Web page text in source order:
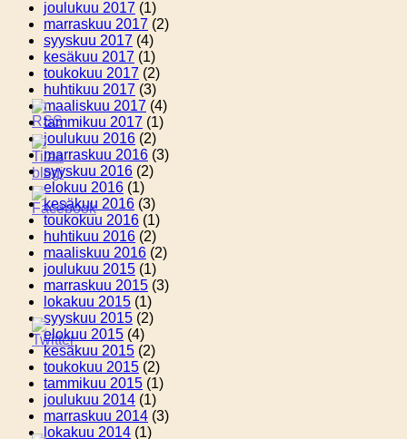
joulukuu 2017 (1)
marraskuu 2017 (2)
syyskuu 2017 (4)
kesäkuu 2017 (1)
toukokuu 2017 (2)
huhtikuu 2017 (3)
maaliskuu 2017 (4)
tammikuu 2017 (1)
joulukuu 2016 (2)
marraskuu 2016 (3)
syyskuu 2016 (2)
elokuu 2016 (1)
kesäkuu 2016 (3)
toukokuu 2016 (1)
huhtikuu 2016 (2)
maaliskuu 2016 (2)
joulukuu 2015 (1)
marraskuu 2015 (3)
lokakuu 2015 (1)
syyskuu 2015 (2)
elokuu 2015 (4)
kesäkuu 2015 (2)
toukokuu 2015 (2)
tammikuu 2015 (1)
joulukuu 2014 (1)
marraskuu 2014 (3)
lokakuu 2014 (1)